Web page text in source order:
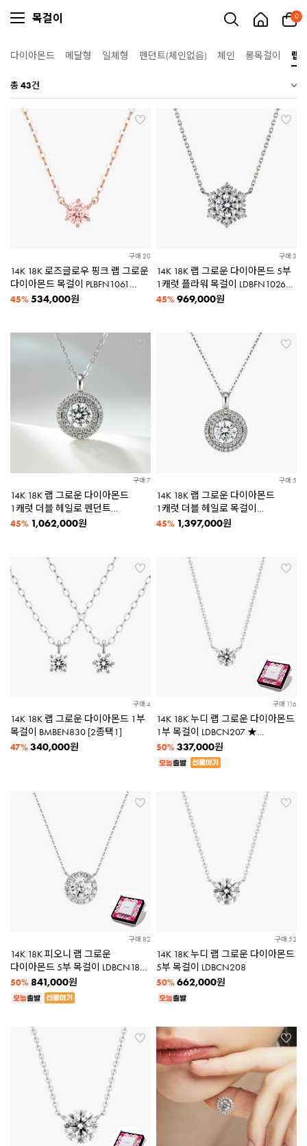
목걸이 0
다이아몬드 메달형 일체형 펜던트(체인없음) 체인 롱목걸이 랩
총 43건
구매 20
14K 18K 로즈글로우 핑크 랩 그로운
다이아몬드 목걸이 PLBFN1061
(감별서 포함)
45% 534,000원
구매 3
14K 18K 랩 그로운 다이아몬드 5부
1캐럿 플라워 목걸이 LDBFN1026
[2종택1]
45% 969,000원
구매 7
14K 18K 랩 그로운 다이아몬드
1캐럿 더블 헤일로 펜던트
LDBFD1023
45% 1,062,000원
구매 5
14K 18K 랩 그로운 다이아몬드
1캐럿 더블 헤일로 목걸이
LDBFD1023
45% 1,397,000원
구매 4
14K 18K 랩 그로운 다이아몬드 1부
목걸이 BMBEN830 [2종택1]
47% 340,000원
구매 116
14K 18K 누디 랩 그로운 다이아몬드
1부 목걸이 LDBCN207 ★
플라워패키지증정★
50% 337,000원
구매 82
14K 18K 피오니 랩 그로운
다이아몬드 5부 목걸이 LDBCN186
★플라워패키지증정★
50% 841,000원
구매 52
14K 18K 누디 랩 그로운 다이아몬드
5부 목걸이 LDBCN208
50% 662,000원